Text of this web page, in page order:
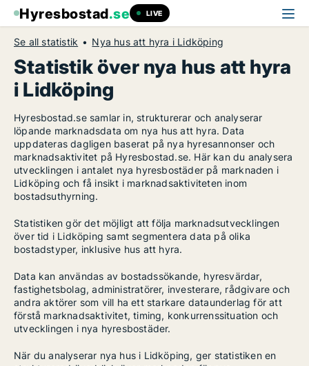
Hyresbostad.se LIVE
Se all statistik Nya hus att hyra i Lidköping
Statistik över nya hus att hyra
i Lidköping
Hyresbostad.se samlar in, strukturerar och analyserar
löpande marknadsdata om nya hus att hyra. Data
uppdateras dagligen baserat på nya hyresannonser och
marknadsaktivitet på Hyresbostad.se. Här kan du analysera
utvecklingen i antalet nya hyresbostäder på marknaden i
Lidköping och få insikt i marknadsaktiviteten inom
bostadsuthyrning.
Statistiken gör det möjligt att följa marknadsutvecklingen
över tid i Lidköping samt segmentera data på olika
bostadstyper, inklusive hus att hyra.
Data kan användas av bostadssökande, hyresvärdar,
fastighetsbolag, administratörer, investerare, rådgivare och
andra aktörer som vill ha ett starkare dataunderlag för att
förstå marknadsaktivitet, timing, konkurrenssituation och
utvecklingen i nya hyresbostäder.
När du analyserar nya hus i Lidköping, ger statistiken en